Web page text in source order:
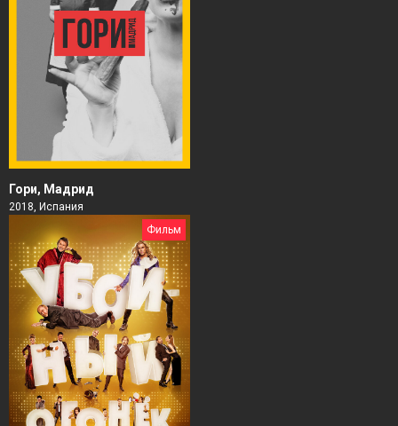
Гори, Мадрид
2018, Испания
Фильм